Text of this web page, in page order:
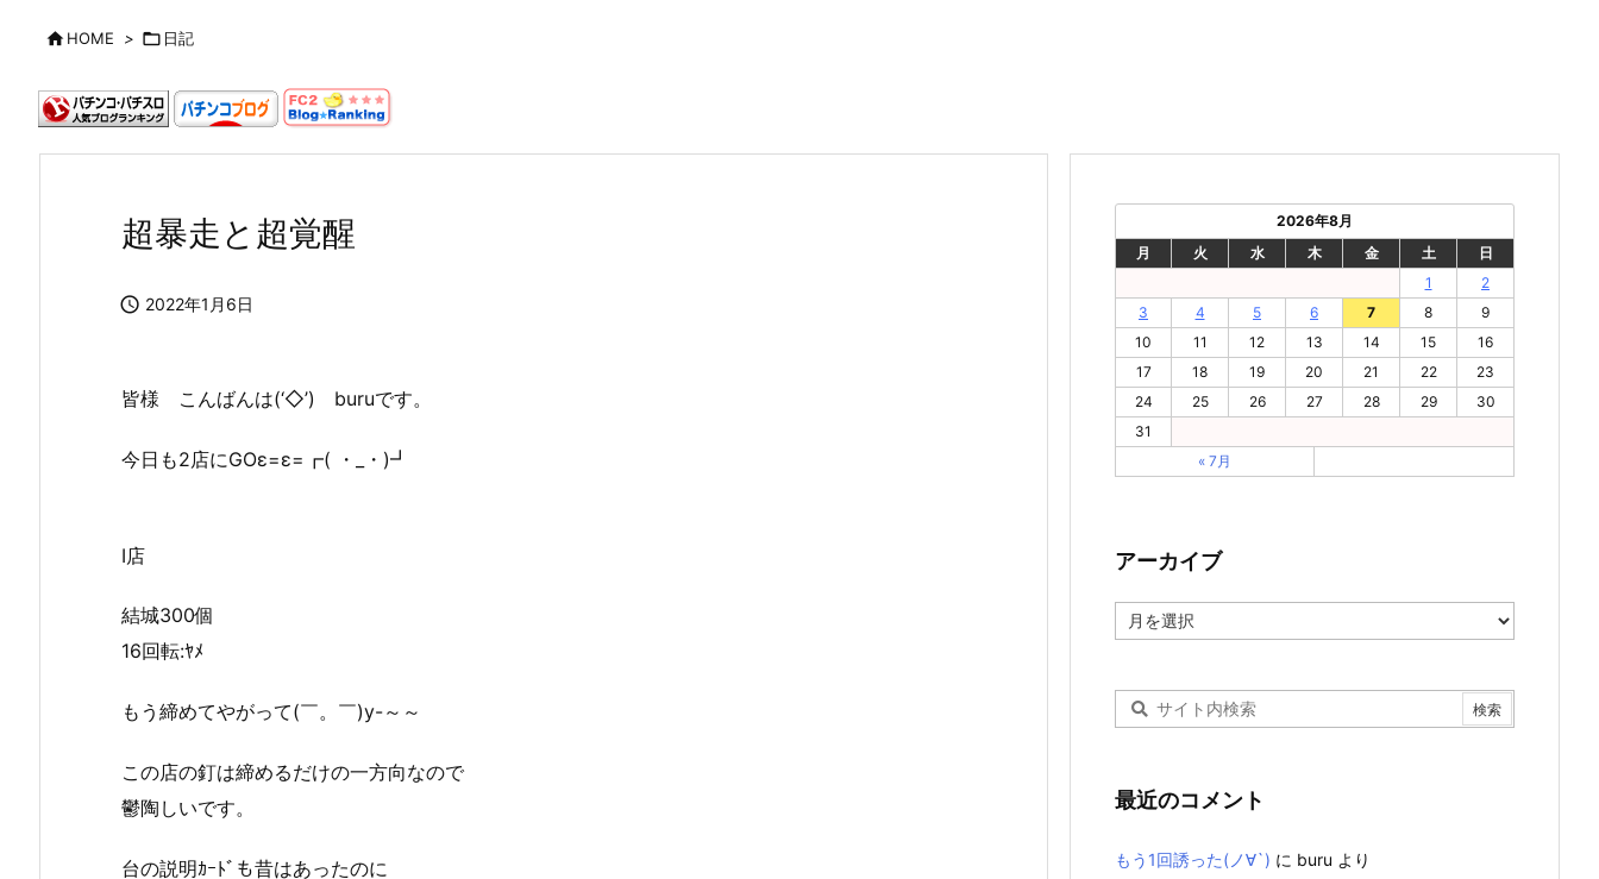
HOME >  日記
超暴走と超覚醒
 2022年1月6日
皆様 こんばんは(‘◇’)ゞburuです。
今日も2店にGOε=ε=┏( ・_・)┛
I店
結城300個
16回転:ﾔﾒ
もう締めてやがって(￣。￣)y-～～
この店の釘は締めるだけの一方向なので
鬱陶しいです。
台の説明ｶｰﾄﾞも昔はあったのに
2026年8月
月
火 水 木 金 土
日
1
2
3
4 5 6 7 8
9
10
11 12 13 14 15
16
17
18 19 20 21 22
23
24
25 26 27 28 29
30
31
« 7月
アーカイブ
ー
最近のコメント
もう1回誘った(ノ∀`) に buru より